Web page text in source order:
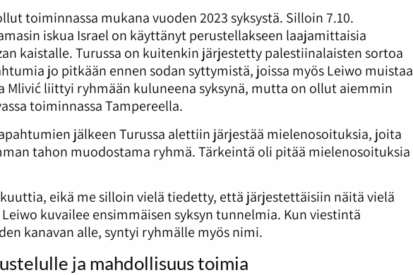
toiminnassa mukana vuoden 2023 syksystä. Silloin 7.10.
iskua Israel on käyttänyt perustellakseen laajamittaisia
kaistalle. Turussa on kuitenkin järjestetty palestiinalaisten sortoa
jo pitkään ennen sodan syttymistä, joissa myös Leiwo muistaa
Mlivić liittyi ryhmään kuluneena syksynä, mutta on ollut aiemmin
toiminnassa Tampereella.
jälkeen Turussa alettiin järjestää mielenosoituksia, joita
tahon muodostama ryhmä. Tärkeintä oli pitää mielenosoituksia
eikä me silloin vielä tiedetty, että järjestettäisiin näitä vielä
Leiwo kuvailee ensimmäisen syksyn tunnelmia. Kun viestintä
kanavan alle, syntyi ryhmälle myös nimi.
ja mahdollisuus toimia